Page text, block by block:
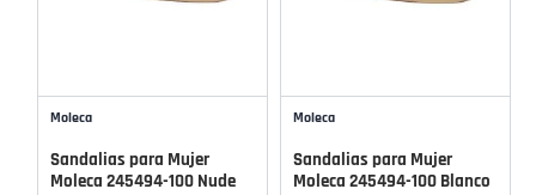
Moleca
Sandalias para Mujer
Moleca 245494-100 Nude
Moleca
Sandalias para Mujer
Moleca 245494-100 Blanco